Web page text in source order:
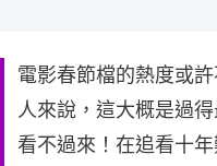
電影春節檔的熱度或
人來說，這大概是過
看不過來！在追看十